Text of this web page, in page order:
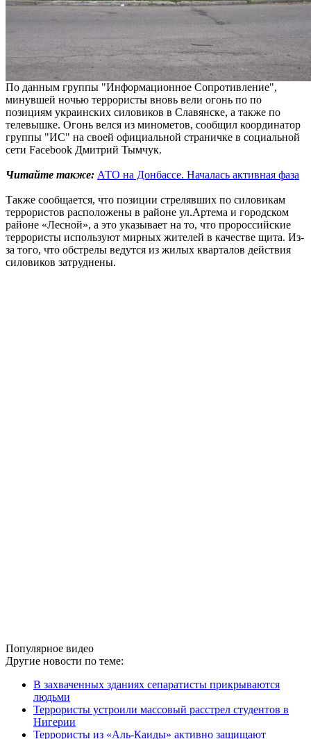
По данным группы "Информационное Сопротивление",
минувшей ночью террористы вновь вели огонь по по
позициям украинских силовиков в Славянске, а также по
телевышке. Огонь велся из минометов, сообщил координатор
группы "ИС" на своей официальной страничке в социальной
сети Facebook Дмитрий Тымчук.
Читайте также: АТО на Донбассе. Началась активная фаза
Также сообщается, что позиции стрелявших по силовикам
террористов расположены в районе ул.Артема и городском
районе «Лесной», а это указывает на то, что пророссийские
террористы используют мирных жителей в качестве щита. Из-
за того, что обстрелы ведутся из жилых кварталов действия
силовиков затруднены.
Популярное видео
Другие новости по теме:
В захваченных зданиях сепаратисты прикрываются
людьми
Террористы устроили массовый расстрел студентов в
Нигерии
Террористы из «Аль-Каиды» активно защищают